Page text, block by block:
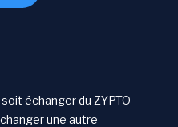
échanger du ZYPTO
une autre